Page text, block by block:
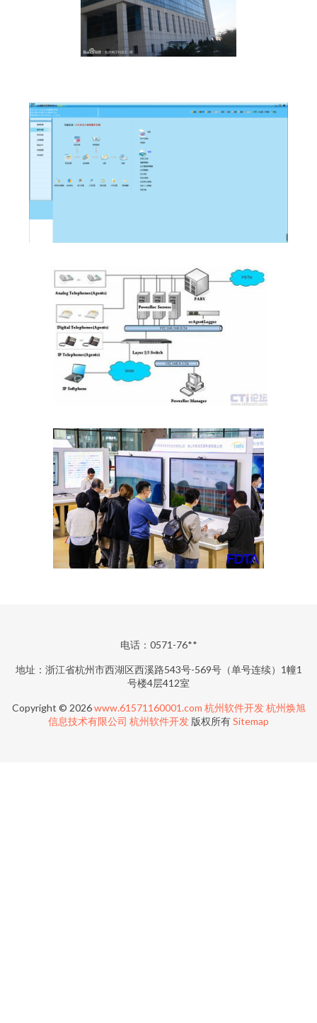
电话：0571-76**
地址：浙江省杭州市西湖区西溪路543号-569号（单号连续）1幢1
号楼4层412室
Copyright © 2026www.61571160001.com 杭州软件开发 杭州焕旭
信息技术有限公司 杭州软件开发 版权所有Sitemap